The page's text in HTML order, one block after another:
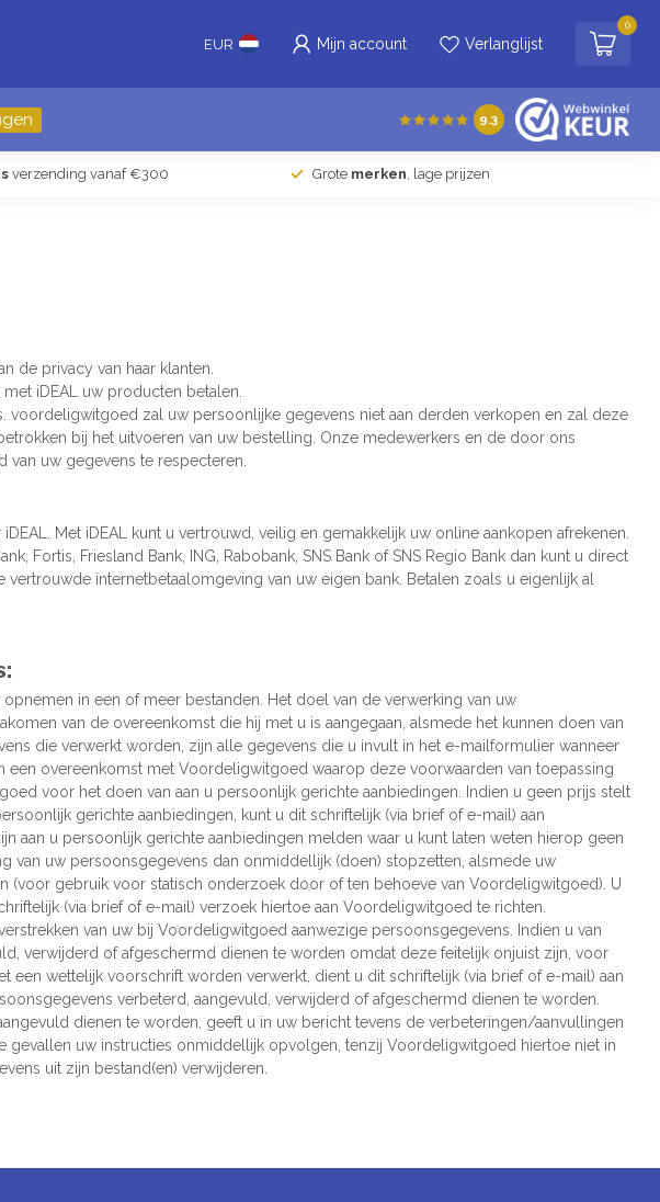
EUR Mijn account Verlanglijst
0
9.3
verzending vanaf €300 Grote merken, lage prijzen
de privacy van haar klanten.
iDEAL uw producten betalen.
voordeligwitgoed zal uw persoonlijke gegevens niet aan derden verkopen en zal deze
bij het uitvoeren van uw bestelling. Onze medewerkers en de door ons
uw gegevens te respecteren.
Met iDEAL kunt u vertrouwd, veilig en gemakkelijk uw online aankopen afrekenen.
Fortis, Friesland Bank, ING, Rabobank, SNS Bank of SNS Regio Bank dan kunt u direct
internetbetaalomgeving van uw eigen bank. Betalen zoals u eigenlijk al
in een of meer bestanden. Het doel van de verwerking van uw
van de overeenkomst die hij met u is aangegaan, alsmede het kunnen doen van
die verwerkt worden, zijn alle gegevens die u invult in het e-mailformulier wanneer
overeenkomst met Voordeligwitgoed waarop deze voorwaarden van toepassing
voor het doen van aan u persoonlijk gerichte aanbiedingen. Indien u geen prijs stelt
gerichte aanbiedingen, kunt u dit schriftelijk (via brief of e-mail) aan
aan u persoonlijk gerichte aanbiedingen melden waar u kunt laten weten hierop geen
van uw persoonsgegevens dan onmiddellijk (doen) stopzetten, alsmede uw
(voor gebruik voor statisch onderzoek door of ten behoeve van Voordeligwitgoed). U
(via brief of e-mail) verzoek hiertoe aan Voordeligwitgoed te richten.
van uw bij Voordeligwitgoed aanwezige persoonsgegevens. Indien u van
verwijderd of afgeschermd dienen te worden omdat deze feitelijk onjuist zijn, voor
wettelijk voorschrift worden verwerkt, dient u dit schriftelijk (via brief of e-mail) aan
verbeterd, aangevuld, verwijderd of afgeschermd dienen te worden.
dienen te worden, geeft u in uw bericht tevens de verbeteringen/aanvullingen
gevallen uw instructies onmiddellijk opvolgen, tenzij Voordeligwitgoed hiertoe niet in
uit zijn bestand(en) verwijderen.